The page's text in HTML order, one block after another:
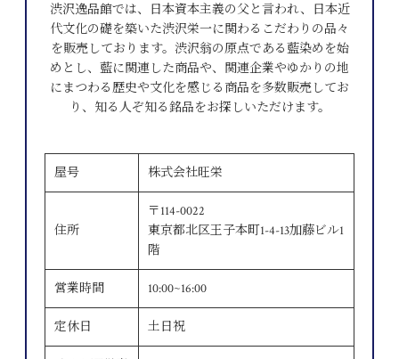
渋沢逸品館では、日本資本主義の父と言われ、日本近
代文化の礎を築いた渋沢栄一に関わるこだわりの品々
を販売しております。渋沢翁の原点である藍染めを始
めとし、藍に関連した商品や、関連企業やゆかりの地
にまつわる歴史や文化を感じる商品を多数販売してお
り、知る人ぞ知る銘品をお探しいただけます。
屋号 株式会社旺栄
住所
〒114-0022
東京都北区王子本町1-4-13加藤ビル1
階
営業時間 10:00~16:00
定休日 土日祝